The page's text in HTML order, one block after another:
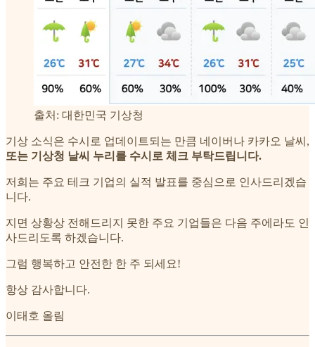
출처: 대한민국 기상청
기상 소식은 수시로 업데이트되는 만큼 네이버나 카카오 날씨,
또는 기상청 날씨 누리를 수시로 체크 부탁드립니다.
저희는 주요 테크 기업의 실적 발표를 중심으로 인사드리겠습
니다.
지면 상황상 전해드리지 못한 주요 기업들은 다음 주에라도 인
사드리도록 하겠습니다.
그럼 행복하고 안전한 한 주 되세요!
항상 감사합니다.
이태호 올림